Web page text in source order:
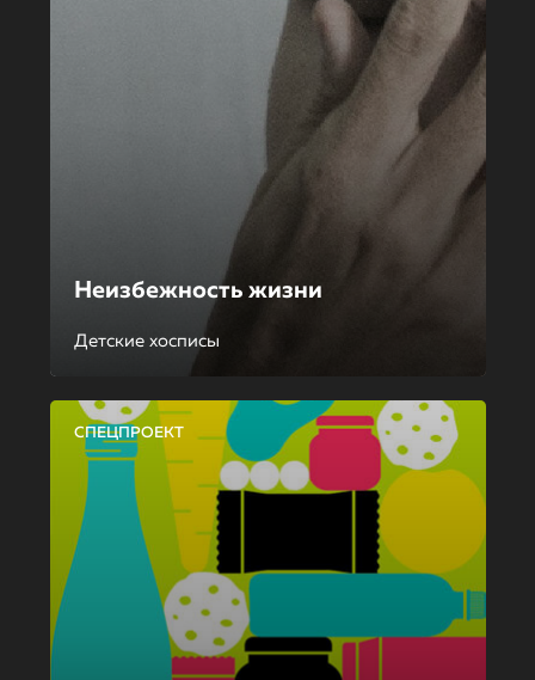
Неизбежность жизни
Детские хосписы
СПЕЦПРОЕКТ